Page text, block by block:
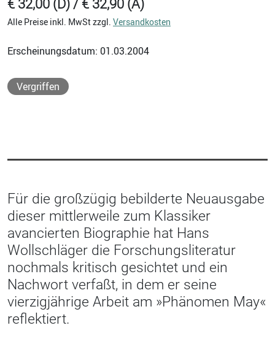
€ 32,00 (D) / € 32,90 (A)
Alle Preise inkl. MwSt zzgl. Versandkosten
Erscheinungsdatum: 01.03.2004
Vergriffen
Für die großzügig bebilderte Neuausgabe
dieser mittlerweile zum Klassiker
avancierten Biographie hat Hans
Wollschläger die Forschungsliteratur
nochmals kritisch gesichtet und ein
Nachwort verfaßt, in dem er seine
vierzigjährige Arbeit am »Phänomen May«
reflektiert.